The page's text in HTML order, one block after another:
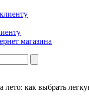
магазина
лето: как выбрать